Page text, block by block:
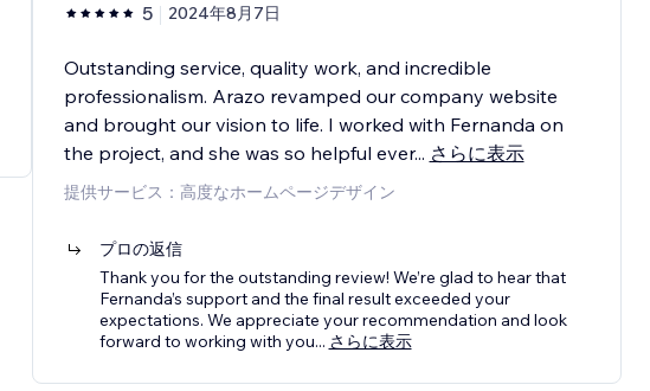
5 2024年8月7日
Outstanding service, quality work, and incredible
professionalism. Arazo revamped our company website
and brought our vision to life. I worked with Fernanda on
the project, and she was so helpful ever... さらに表示
提供サービス：高度なホームページデザイン
プロの返信
Thank you for the outstanding review! We’re glad to hear that
Fernanda’s support and the final result exceeded your
expectations. We appreciate your recommendation and look
forward to working with you... さらに表示